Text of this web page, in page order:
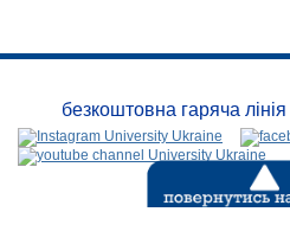
безкоштовна гаряча лінія
Про
заклад